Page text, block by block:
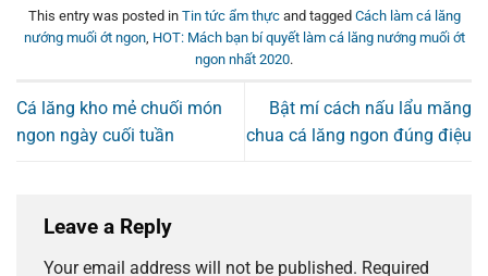
This entry was posted in Tin tức ẩm thựcand tagged Cách làm cá lăng
nướng muối ớt ngon, HOT: Mách bạn bí quyết làm cá lăng nướng muối ớt
ngon nhất 2020.
Cá lăng kho mẻ chuối món
ngon ngày cuối tuần
Bật mí cách nấu lẩu măng
chua cá lăng ngon đúng điệu
Leave a Reply
Your email address will not be published. Required